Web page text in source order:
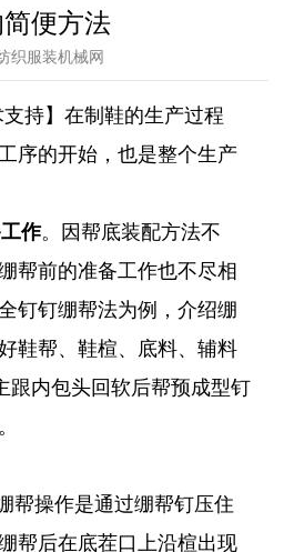
便方法
服装机械网
持】在制鞋的生产过程
序的开始，也是整个生产
作。因帮底装配方法不
帮前的准备工作也不尽相
钉钉绷帮法为例，介绍绷
鞋帮、鞋楦、底料、辅料
跟内包头回软后帮预成型钉
帮操作是通过绷帮钉压住
帮后在底茬口上沿楦出现